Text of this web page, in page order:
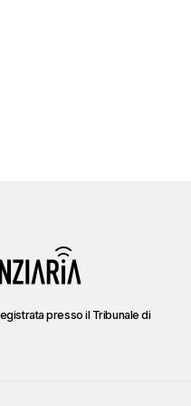
presso il Tribunale di